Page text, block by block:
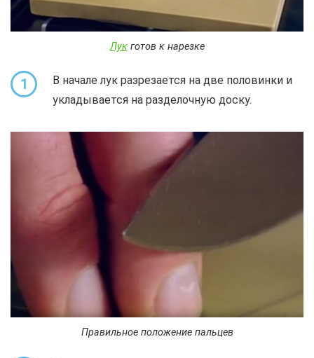
Лукготов к нарезке
1
В начале лук разрезается на две половинки и
укладывается на разделочную доску.
Правильное положение пальцев